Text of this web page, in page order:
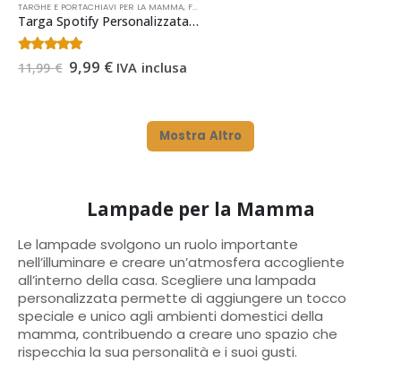
TARGHE E PORTACHIAVI PER LA MAMMA, FESTA DELLA MAMMA
Targa Spotify Personalizzata per la Mamma | Regalo Festa della Mamma
4.43 Su 5
11,99€ Il
prezzo
9,99 €Il
9,99 €.
IVA inclusa
Mostra Altro
Lampade per la Mamma
Le lampade svolgono un ruolo importante
nell’illuminare e creare un’atmosfera accogliente
all’interno della casa. Scegliere una lampada
personalizzata permette di aggiungere un tocco
speciale e unico agli ambienti domestici della
mamma, contribuendo a creare uno spazio che
rispecchia la sua personalità e i suoi gusti.